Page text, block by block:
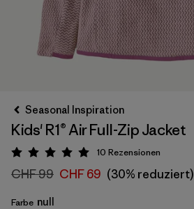
Seasonal Inspiration
Kids' R1® Air Full-Zip Jacket
Bewertung: 5 / 5
10 Rezensionen
CHF 99 CHF 69 (30% reduziert)
Farbe null